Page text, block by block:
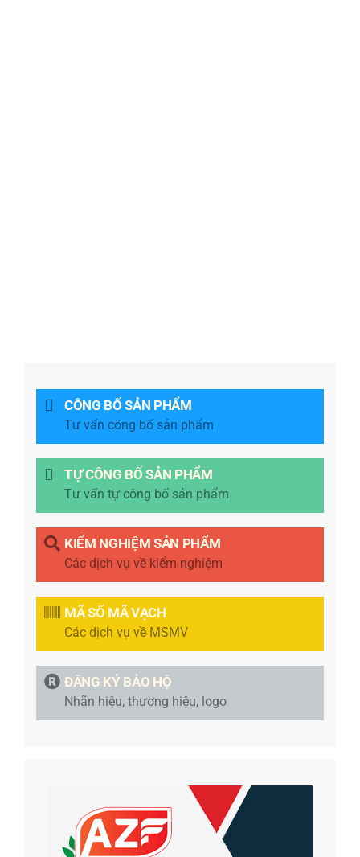
CÔNG BỐ SẢN PHẨM
Tư vấn công bố sản phẩm
TỰ CÔNG BỐ SẢN PHẨM
Tư vấn tự công bố sản phẩm
KIỂM NGHIỆM SẢN PHẨM
Các dịch vụ về kiểm nghiệm
MÃ SỐ MÃ VẠCH
Các dịch vụ về MSMV
ĐĂNG KÝ BẢO HỘ
Nhãn hiệu, thương hiệu, logo